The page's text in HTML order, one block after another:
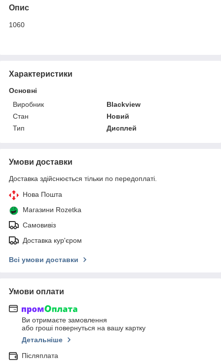
Опис
1060
Характеристики
Основні
Виробник
Blackview
Стан
Новий
Тип
Дисплей
Умови доставки
Доставка здійснюється тільки по передоплаті.
Нова Пошта
Магазини Rozetka
Самовивіз
Доставка кур'єром
Всі умови доставки
Умови оплати
Ви отримаєте замовлення
або гроші повернуться на вашу картку
Детальніше
Післяплата